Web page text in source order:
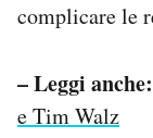
complicare le
– Leggi anche:
e Tim Walz